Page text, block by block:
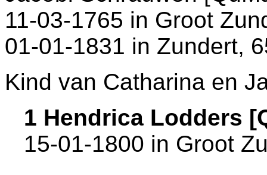
11-03-1765 in Groot
01-01-1831 in Zundert,
Kind van Catharina en
1 Hendrica Lodders
15-01-1800 in Groot